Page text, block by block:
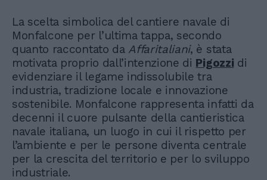
La scelta simbolica del cantiere navale di
Monfalcone per l’ultima tappa, secondo
quanto raccontato da Affaritaliani, è stata
motivata proprio dall’intenzione di Pigozzi di
evidenziare il legame indissolubile tra
industria, tradizione locale e innovazione
sostenibile. Monfalcone rappresenta infatti da
decenni il cuore pulsante della cantieristica
navale italiana, un luogo in cui il rispetto per
l’ambiente e per le persone diventa centrale
per la crescita del territorio e per lo sviluppo
industriale.